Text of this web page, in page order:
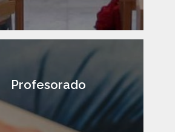
Profesorado